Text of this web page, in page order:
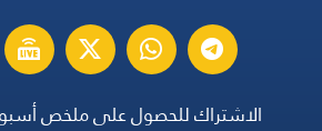
الاشتراك للحصول على ملخص